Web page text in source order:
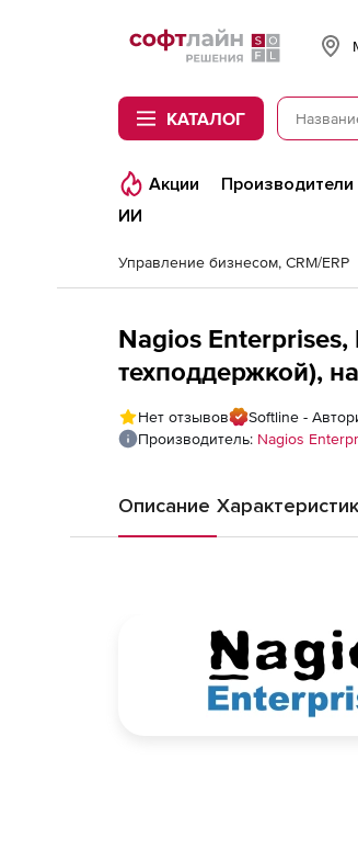
Softline
КАТАЛОГ
Акции Производители
ИИ
Управление бизнесом, CRM/ERP
Nagios Enterprises,
техподдержкой),
Нет отзывов
Softline -
Производитель: Nagios
Описание